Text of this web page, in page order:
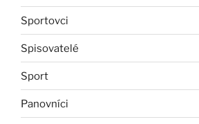
Sportovci
Spisovatelé
Sport
Panovníci